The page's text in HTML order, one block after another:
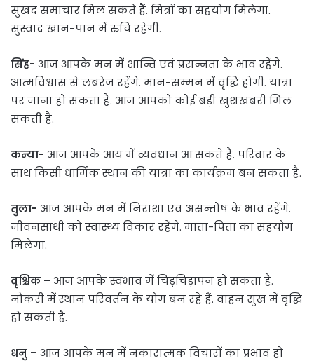
सुखद समाचार मिल सकते हैं. मित्रों का सहयोग मिलेगा.
सुस्वाद खान-पान में रुचि रहेगी.
सिंह- आज आपके मन में शान्ति एवं प्रसन्नता के भाव रहेंगे.
आत्मविश्वास से लबरेज रहेंगे. मान-सम्मन में वृद्धि होगी. यात्रा
पर जाना हो सकता है. आज आपको कोई बड़ी खुशखबरी मिल
सकती है.
कन्या- आज आपके आय में व्यवधान आ सकते हैं. परिवार के
साथ किसी धार्मिक स्थान की यात्रा का कार्यक्रम बन सकता है.
तुला- आज आपके मन में निराशा एवं अंसन्तोष के भाव रहेंगे.
जीवनसाथी को स्वास्थ्य विकार रहेंगे. माता-पिता का सहयोग
मिलेगा.
वृश्चिक – आज आपके स्वभाव में चिड़चिड़ापन हो सकता है.
नौकरी में स्थान परिवर्तन के योग बन रहे हैं. वाहन सुख में वृद्धि
हो सकती है.
धनु – आज आपके मन में नकारात्मक विचारों का प्रभाव हो